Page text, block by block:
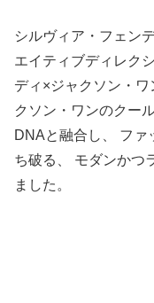
シルヴィア・フェン
エイティブディレク
ディ×ジャクソン・
クソン・ワンのクー
DNAと融合し、 ファ
ち破る、 モダンかつ
ました。